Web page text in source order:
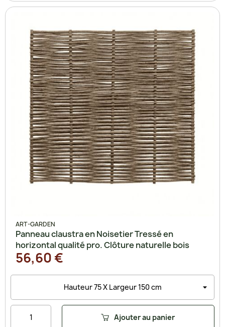
ART-GARDEN
Panneau claustra en Noisetier Tressé en
horizontal qualité pro. Clôture naturelle bois
56,60 €
Ajouter au panier